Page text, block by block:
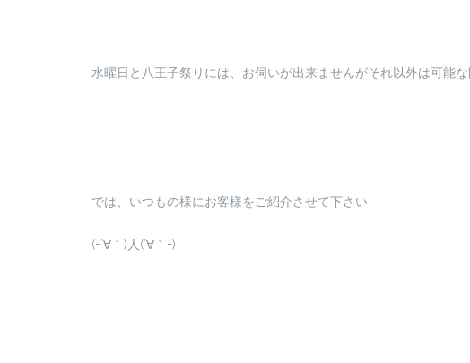
水曜日と八王子祭りには、お伺いが出来ませんがそれ以外は可能
では、いつもの様にお客様をご紹介させて下さい
(=´∀｀)人(´∀｀=)